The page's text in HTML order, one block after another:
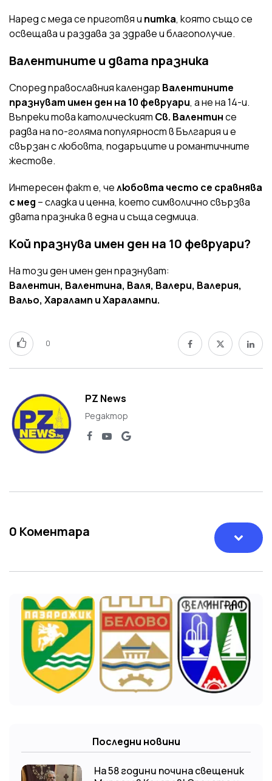
Наред с меда се приготвя и питка, която също се
освещава и раздава за здраве и благополучие.
Валентините и двата празника
Според православния календар Валентините
празнуват имен ден на 10 февруари, а не на 14-и.
Въпреки това католическият Св. Валентинсе
радва на по-голяма популярност в България и е
свързан с любовта, подаръците и романтичните
жестове.
Интересен факт е, челюбовта често се сравнява
с мед – сладка и ценна, което символично свързва
двата празника в една и съща седмица.
Кой празнува имен ден на 10 февруари?
На този ден имен ден празнуват:
Валентин, Валентина, Валя, Валери, Валерия,
Вальо, Хараламп и Харалампи.
0
PZ News
Редактор
0 Коментара
Последни новини
На 58 години почина свещеник